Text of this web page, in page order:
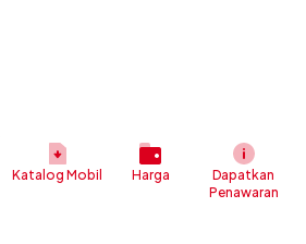
Katalog Mobil Harga
Dapatkan
Penawaran